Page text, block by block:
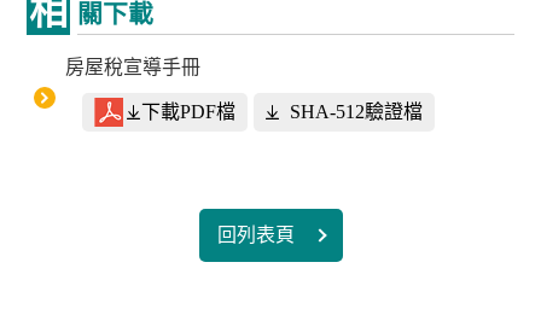
相 關下載
房屋稅宣導手冊
下載PDF檔 SHA-512驗證檔
回列表頁